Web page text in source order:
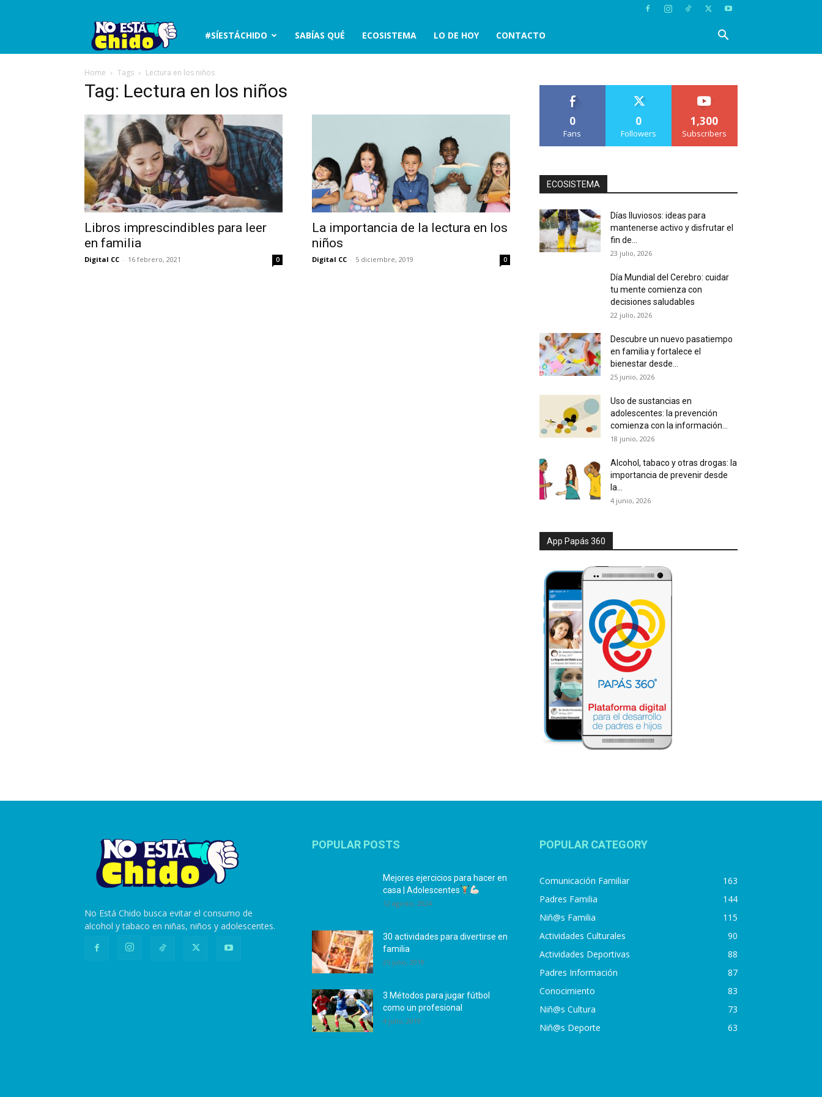
No
está
#SÍESTÁCHIDO SABÍAS QUÉ ECOSISTEMA LO DE HOY CONTACTO
Home Tags Lectura en los niños
Tag: Lectura en los niños
Libros imprescindibles para leer
en familia
Digital CC - 16 febrero, 2021 0
La importancia de la lectura en los
niños
Digital CC - 5 diciembre, 2019 0
0
Fans
0
Followers
1,300
Subscribers
ECOSISTEMA
Días lluviosos: ideas para
mantenerse activo y disfrutar el
fin de...
23 julio, 2026
Día Mundial del Cerebro: cuidar
tu mente comienza con
decisiones saludables
22 julio, 2026
Descubre un nuevo pasatiempo
en familia y fortalece el
bienestar desde...
25 junio, 2026
Uso de sustancias en
adolescentes: la prevención
comienza con la información...
18 junio, 2026
Alcohol, tabaco y otras drogas: la
importancia de prevenir desde
la...
4 junio, 2026
App Papás 360
No Está Chido busca evitar el consumo de
alcohol y tabaco en niñas, niños y adolescentes.
POPULAR POSTS
Mejores ejercicios para hacer en
casa | Adolescentes
12 agosto, 2024
30 actividades para divertirse en
familia
25 julio, 2019
3 Métodos para jugar fútbol
como un profesional
4 julio, 2019
POPULAR CATEGORY
Comunicación Familiar
163
Padres Familia
144
Niñ@s Familia
115
Actividades Culturales
90
Actividades Deportivas
88
Padres Información
87
Conocimiento
83
Niñ@s Cultura
73
Niñ@s Deporte
63